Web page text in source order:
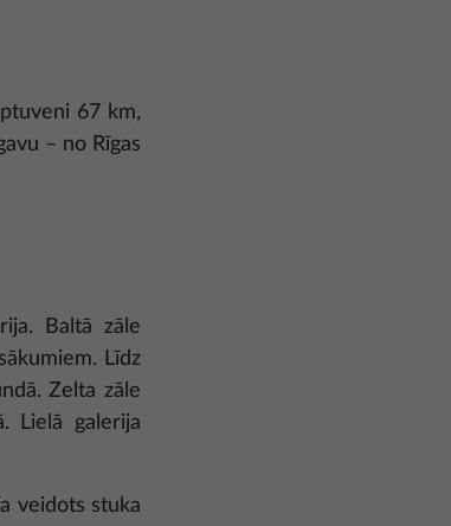
67 km,
– no Rīgas
Baltā zāle
Līdz
Zelta zāle
Lielā galerija
veidots stuka